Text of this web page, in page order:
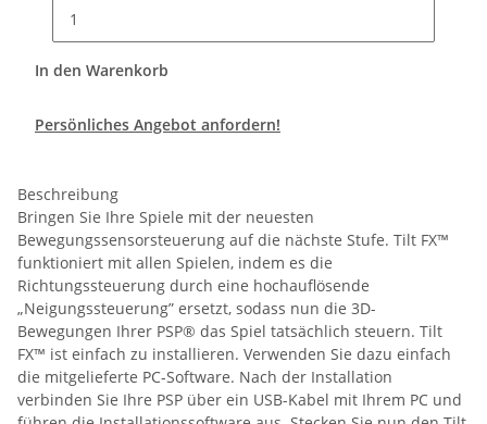
In den Warenkorb
Persönliches Angebot anfordern!
Beschreibung
Bringen Sie Ihre Spiele mit der neuesten
Bewegungssensorsteuerung auf die nächste Stufe. Tilt FX™
funktioniert mit allen Spielen, indem es die
Richtungssteuerung durch eine hochauflösende
„Neigungssteuerung” ersetzt, sodass nun die 3D-
Bewegungen Ihrer PSP® das Spiel tatsächlich steuern. Tilt
FX™ ist einfach zu installieren. Verwenden Sie dazu einfach
die mitgelieferte PC-Software. Nach der Installation
verbinden Sie Ihre PSP über ein USB-Kabel mit Ihrem PC und